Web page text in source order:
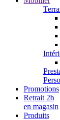
Promotions
Retrait 2h
en magasin
Produits